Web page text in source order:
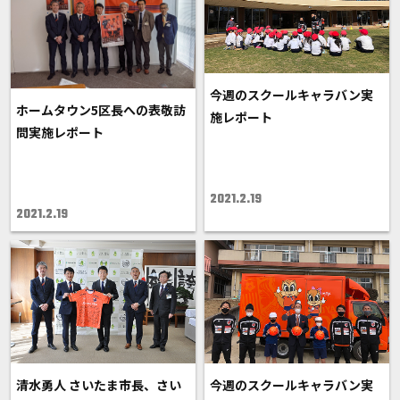
ホームタウン5区長への表敬訪
問実施レポート
2021.2.19
今週のスクールキャラバン実
施レポート
2021.2.19
清水勇人 さいたま市長、さい
今週のスクールキャラバン実